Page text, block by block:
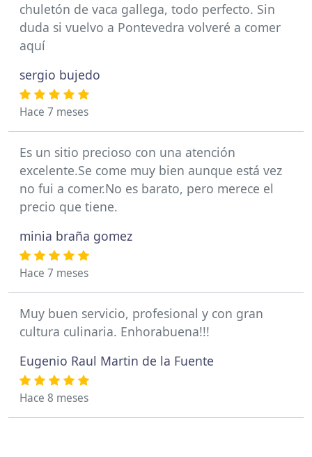
chuletón de vaca gallega, todo perfecto. Sin
duda si vuelvo a Pontevedra volveré a comer
aquí
sergio bujedo
Hace 7 meses
Es un sitio precioso con una atención
excelente.Se come muy bien aunque está vez
no fui a comer.No es barato, pero merece el
precio que tiene.
minia braña gomez
Hace 7 meses
Muy buen servicio, profesional y con gran
cultura culinaria. Enhorabuena!!!
Eugenio Raul Martin de la Fuente
Hace 8 meses